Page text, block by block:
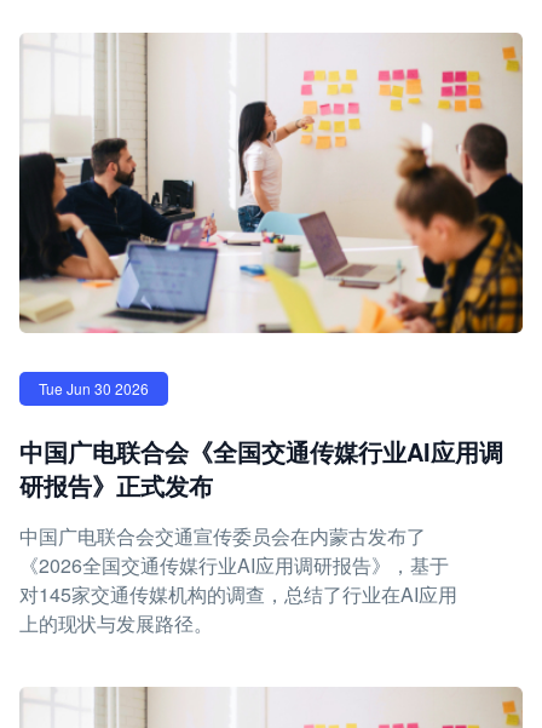
Tue Jun 30 2026
中国广电联合会《全国交通传媒行业AI应用调
研报告》正式发布
中国广电联合会交通宣传委员会在内蒙古发布了
《2026全国交通传媒行业AI应用调研报告》，基于
对145家交通传媒机构的调查，总结了行业在AI应用
上的现状与发展路径。